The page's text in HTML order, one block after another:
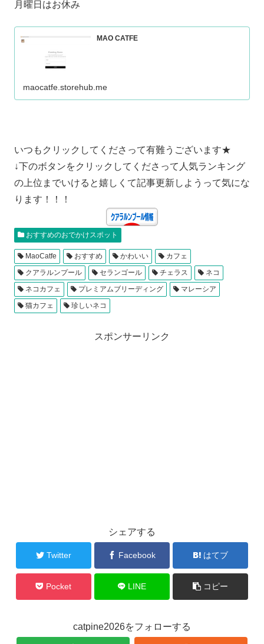
月曜日はお休み
MAO CATFE
maocatfe.storehub.me
いつもクリックしてくださって有難うございます★
↓下のボタンをクリックしてくださって人気ランキング
の上位までいけると嬉しくて記事更新しようって気にな
ります！！！
おすすめのおでかけスポット
MaoCatfe おすすめ かわいい
カフェ
クアラルンプール
セランゴール チェラス
ネコ
ネコカフェ
プレミアムブリーディング
マレーシア
猫カフェ
珍しいネコ
スポンサーリンク
シェアする
Twitter Facebook はてブ
Pocket LINE コピー
catpine2026をフォローする